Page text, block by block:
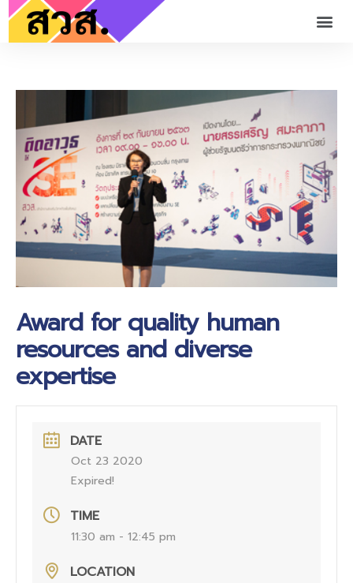
Award for quality human
resources and diverse
expertise
DATE
Oct 23 2020
Expired!
TIME
11:30 am - 12:45 pm
LOCATION